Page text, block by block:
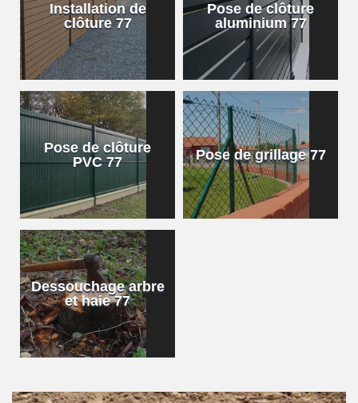
Installation de
clôture 77
Pose de clôture
aluminium 77
Pose de clôture
PVC 77
Pose de grillage 77
Dessouchage arbre
et haie 77